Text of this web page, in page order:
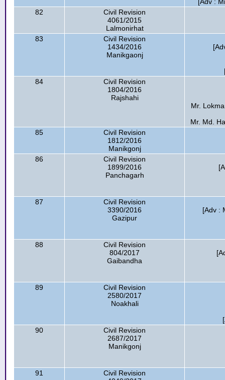
82
Civil Revision
4061/2015
Lalmonirhat
83
Civil Revision
1434/2016
Manikgaonj
84
Civil Revision
1804/2016
Rajshahi
Mr.
Mr. Md.
85
Civil Revision
1812/2016
Manikgonj
86
Civil Revision
1899/2016
Panchagarh
87
Civil Revision
3390/2016
Gazipur
[Adv :
88
Civil Revision
804/2017
Gaibandha
89
Civil Revision
2580/2017
Noakhali
90
Civil Revision
2687/2017
Manikgonj
91
Civil Revision